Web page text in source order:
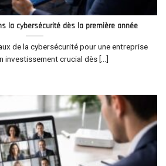
la cybersécurité dès la première année
de la cybersécurité pour une entreprise
investissement crucial dès [...]